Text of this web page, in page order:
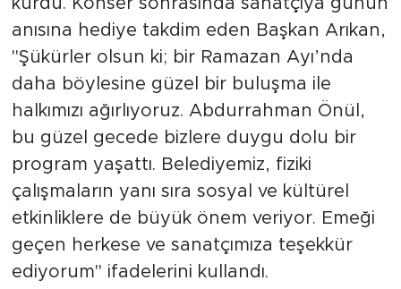
anısına hediye takdim eden Başkan Arıkan,
"Şükürler olsun ki; bir Ramazan Ayı’nda
daha böylesine güzel bir buluşma ile
halkımızı ağırlıyoruz. Abdurrahman Önül,
bu güzel gecede bizlere duygu dolu bir
program yaşattı. Belediyemiz, fiziki
çalışmaların yanı sıra sosyal ve kültürel
etkinliklere de büyük önem veriyor. Emeği
geçen herkese ve sanatçımıza teşekkür
ediyorum" ifadelerini kullandı.